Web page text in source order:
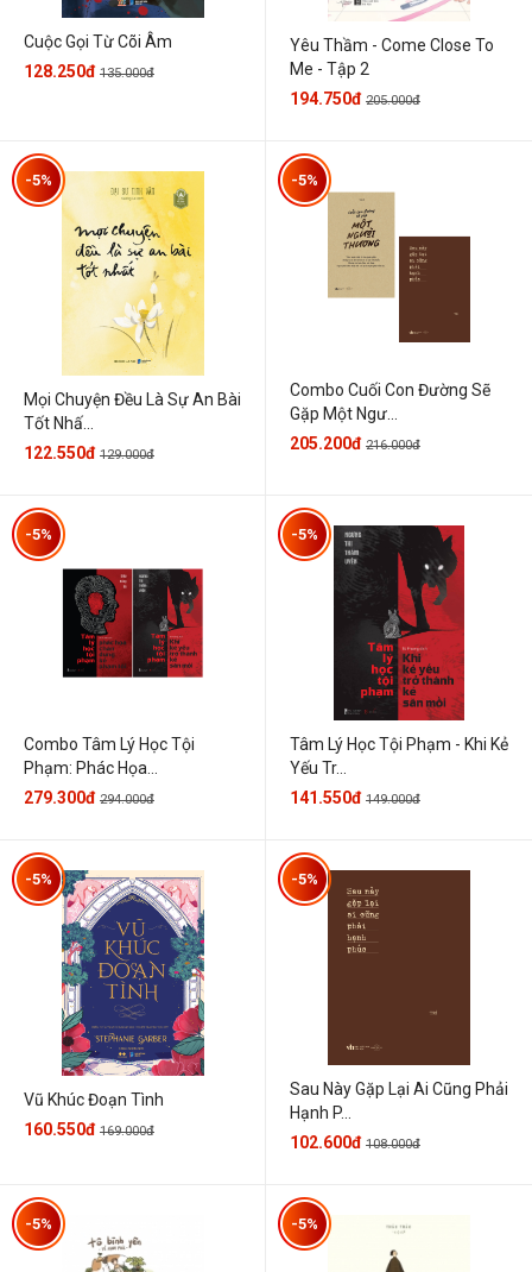
Cuộc Gọi Từ Cõi Âm
128.250đ 135.000đ
Yêu Thầm - Come Close To
Me - Tập 2
194.750đ 205.000đ
Mọi Chuyện Đều Là Sự An Bài
Tốt Nhấ...
-5%
122.550đ 129.000đ
Combo Cuối Con Đường Sẽ
Gặp Một Ngư...
-5%
205.200đ 216.000đ
Combo Tâm Lý Học Tội
Phạm: Phác Họa...
-5%
279.300đ 294.000đ
Tâm Lý Học Tội Phạm - Khi Kẻ
Yếu Tr...
-5%
141.550đ 149.000đ
Vũ Khúc Đoạn Tình
-5%
160.550đ 169.000đ
Sau Này Gặp Lại Ai Cũng Phải
Hạnh P...
-5%
102.600đ 108.000đ
-5% -5%